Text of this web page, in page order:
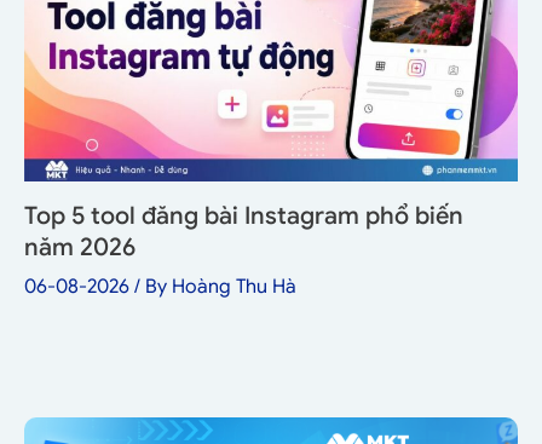
Top 5 tool đăng bài Instagram phổ biến
năm 2026
06-08-2026 / By Hoàng Thu Hà